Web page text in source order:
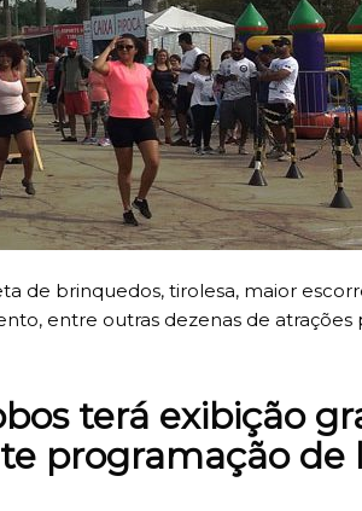
de brinquedos, tirolesa, maior
entre outras dezenas de atrações
terá exibição
programação de